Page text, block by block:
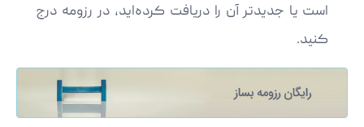
است یا جدیدتر آن را دریافت کرده‌اید، در رزومه درج
کنید.